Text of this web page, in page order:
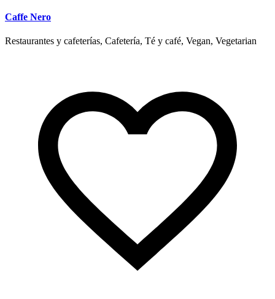
Caffe Nero
Restaurantes y cafeterías, Cafetería, Té y café, Vegan, Vegetarian